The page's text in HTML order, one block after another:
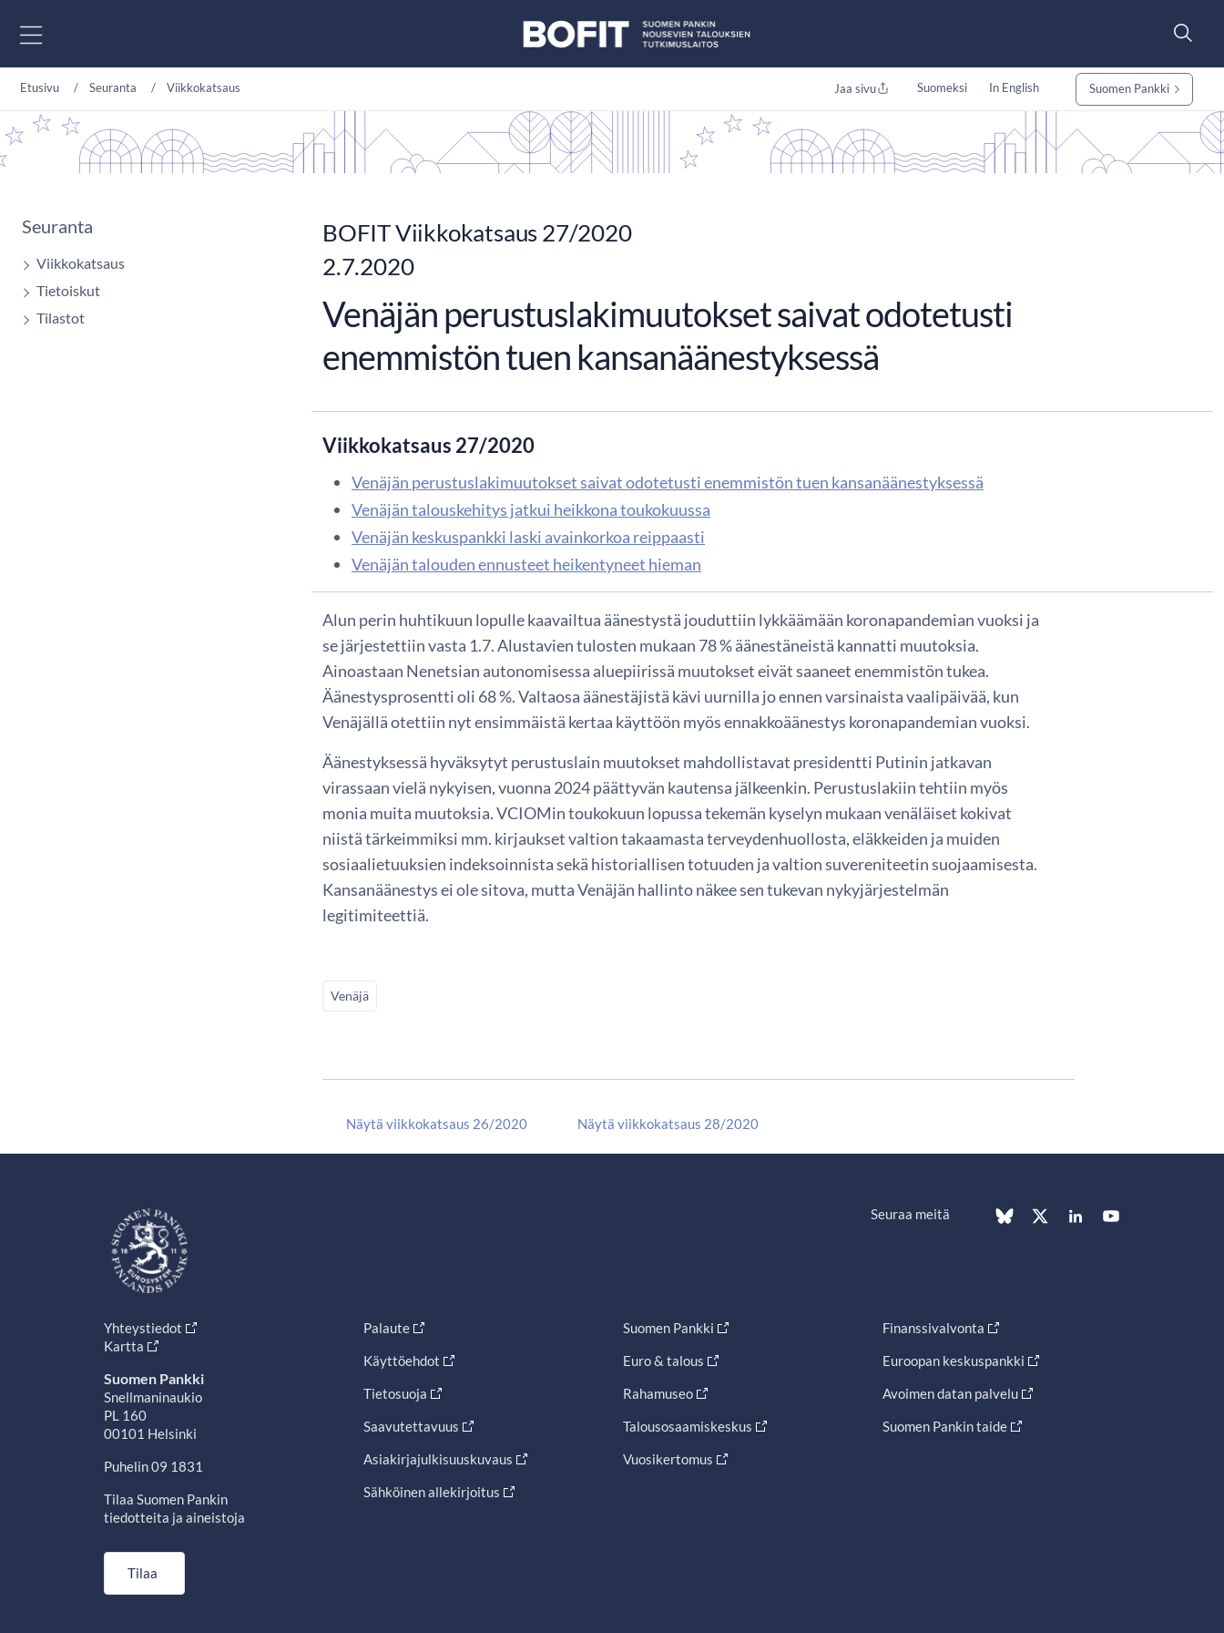
Etusivu Seuranta Viikkokatsaus Jaa sivu Suomeksi In English Suomen Pankki
Seuranta
Viikkokatsaus
Tietoiskut
Tilastot
BOFIT Viikkokatsaus 27/2020
2.7.2020
Venäjän perustuslakimuutokset saivat odotetusti
enemmistön tuen kansanäänestyksessä
Viikkokatsaus 27/2020
Venäjän perustuslakimuutokset saivat odotetusti enemmistön tuen kansanäänestyksessä
Venäjän talouskehitys jatkui heikkona toukokuussa
Venäjän keskuspankki laski avainkorkoa reippaasti
Venäjän talouden ennusteet heikentyneet hieman
Alun perin huhtikuun lopulle kaavailtua äänestystä jouduttiin lykkäämään koronapandemian vuoksi ja
se järjestettiin vasta 1.7. Alustavien tulosten mukaan 78 % äänestäneistä kannatti muutoksia.
Ainoastaan Nenetsian autonomisessa aluepiirissä muutokset eivät saaneet enemmistön tukea.
Äänestysprosentti oli 68 %. Valtaosa äänestäjistä kävi uurnilla jo ennen varsinaista vaalipäivää, kun
Venäjällä otettiin nyt ensimmäistä kertaa käyttöön myös ennakkoäänestys koronapandemian vuoksi.
Äänestyksessä hyväksytyt perustuslain muutokset mahdollistavat presidentti Putinin jatkavan
virassaan vielä nykyisen, vuonna 2024 päättyvän kautensa jälkeenkin. Perustuslakiin tehtiin myös
monia muita muutoksia. VCIOMin toukokuun lopussa tekemän kyselyn mukaan venäläiset kokivat
niistä tärkeimmiksi mm. kirjaukset valtion takaamasta terveydenhuollosta, eläkkeiden ja muiden
sosiaalietuuksien indeksoinnista sekä historiallisen totuuden ja valtion suvereniteetin suojaamisesta.
Kansanäänestys ei ole sitova, mutta Venäjän hallinto näkee sen tukevan nykyjärjestelmän
legitimiteettiä.
Venäjä
Näytä viikkokatsaus 26/2020 Näytä viikkokatsaus 28/2020
Seuraa meitä
Yhteystiedot
Kartta
Suomen Pankki
Snellmaninaukio
PL 160
00101 Helsinki
Puhelin 09 1831
Tilaa Suomen Pankin
tiedotteita ja aineistoja
Tilaa
Palaute
Käyttöehdot
Tietosuoja
Saavutettavuus
Asiakirjajulkisuuskuvaus
Sähköinen allekirjoitus
Suomen Pankki
Euro & talous
Rahamuseo
Talousosaamiskeskus
Vuosikertomus
Finanssivalvonta
Euroopan keskuspankki
Avoimen datan palvelu
Suomen Pankin taide